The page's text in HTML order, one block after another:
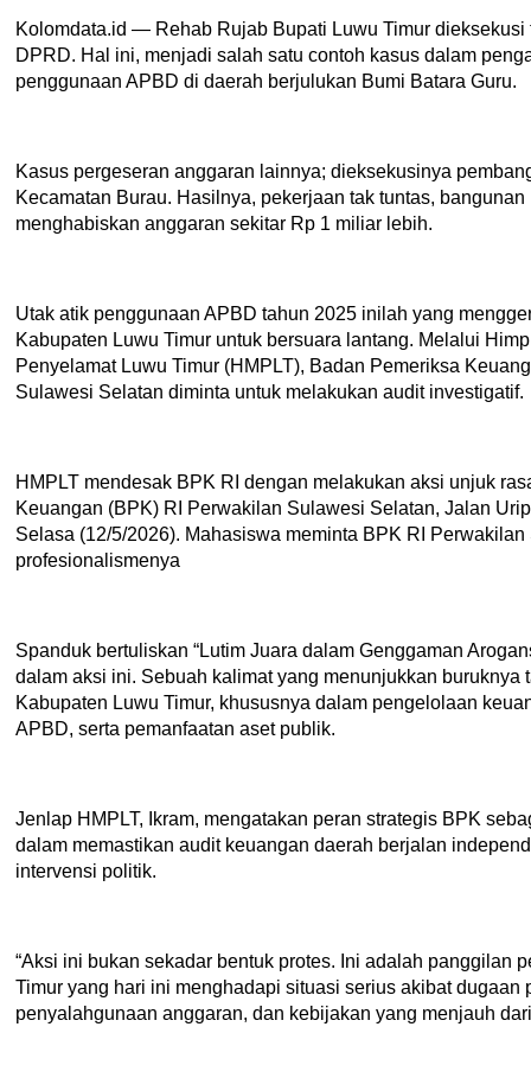
Kolomdata.id — Rehab Rujab Bupati Luwu Timur dieksekusi
DPRD. Hal ini, menjadi salah satu contoh kasus dalam
penggunaan APBD di daerah berjulukan Bumi Batara Guru.
Kasus pergeseran anggaran lainnya; dieksekusinya
Kecamatan Burau. Hasilnya, pekerjaan tak tuntas,
menghabiskan anggaran sekitar Rp 1 miliar lebih.
Utak atik penggunaan APBD tahun 2025 inilah yang
Kabupaten Luwu Timur untuk bersuara lantang. Melalui
Penyelamat Luwu Timur (HMPLT), Badan Pemeriksa
Sulawesi Selatan diminta untuk melakukan audit investigatif.
HMPLT mendesak BPK RI dengan melakukan aksi unjuk
Keuangan (BPK) RI Perwakilan Sulawesi Selatan, Jalan
Selasa (12/5/2026). Mahasiswa meminta BPK RI
profesionalismenya
Spanduk bertuliskan “Lutim Juara dalam Genggaman
dalam aksi ini. Sebuah kalimat yang menunjukkan buruknya
Kabupaten Luwu Timur, khususnya dalam pengelolaan
APBD, serta pemanfaatan aset publik.
Jenlap HMPLT, Ikram, mengatakan peran strategis BPK
dalam memastikan audit keuangan daerah berjalan
intervensi politik.
“Aksi ini bukan sekadar bentuk protes. Ini adalah panggilan
Timur yang hari ini menghadapi situasi serius akibat dugaan
penyalahgunaan anggaran, dan kebijakan yang menjauh